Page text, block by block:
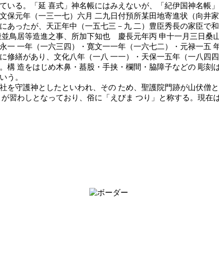
いる。「延 喜式」神名帳にはみえないが、「紀伊国神名帳
元年（一三一七）六月 二九日付預所某田地寄進状（向井
ったが、天正年中（一五七三－九 二）豊臣秀長の家臣で
鳥居等造進之事、所加下知也 慶長元年丙 申十一月三日桑
一 一年（一六三四）・寛文一一年（一六七二）・元禄一五
修繕があり、文化八年（一八 一一）・天保一五年（一八四
構 造をはじめ木鼻・蟇股・手挟・欄間・脇障子などの 彫
う。
守護神としたといわれ、その ため、聖護院門跡が山伏僧
習わしとなっており、俗に「えびま つり」と称する。現在